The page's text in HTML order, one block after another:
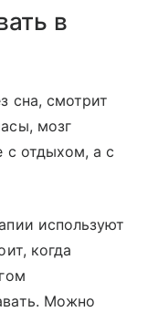
в
сна, смотрит
мозг
с отдыхом, а с
используют
когда
Можно